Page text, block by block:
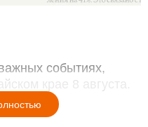
событиях,
крае 8 августа.